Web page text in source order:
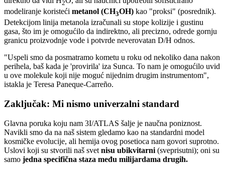
2
modeliranje koristeći metanol (CH3OH) kao "proksi" (posrednik).
Detekcijom linija metanola izračunali su stope kolizije i gustinu
gasa, što im je omogućilo da indirektno, ali precizno, odrede gornju
granicu proizvodnje vode i potvrde neverovatan D/H odnos.
"Uspeli smo da posmatramo kometu u roku od nekoliko dana nakon
perihela, baš kada je 'provirila' iza Sunca. To nam je omogućilo uvid
u ove molekule koji nije moguć nijednim drugim instrumentom",
istakla je Teresa Paneque-Carreño.
Zaključak: Mi nismo univerzalni standard
Glavna poruka koju nam 3I/ATLAS šalje je naučna poniznost.
Navikli smo da na naš sistem gledamo kao na standardni model
kosmičke evolucije, ali hemija ovog posetioca nam govori suprotno.
Uslovi koji su stvorili naš svet nisu ubikvitarni (sveprisutni); oni su
samo jedna specifična staza među milijardama drugih.